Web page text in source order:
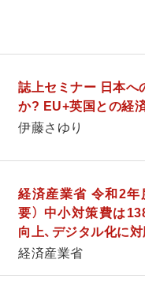
誌上セミナー 日本へ
か? EU+英国との経
伊藤さゆり
経済産業省 令和2年
要） 中小対策費は
向上、デジタル化に
経済産業省